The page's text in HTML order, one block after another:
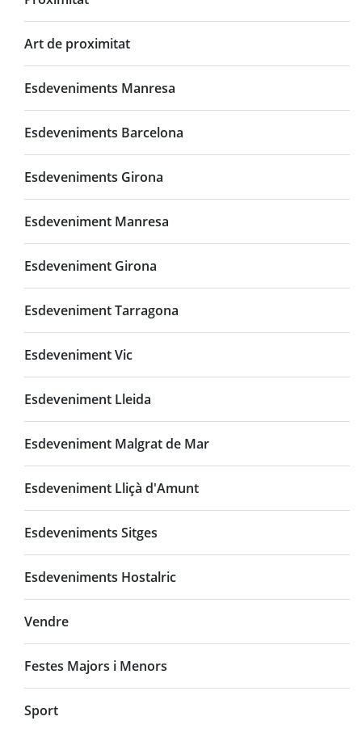
Art de proximitat
Esdeveniments Manresa
Esdeveniments Barcelona
Esdeveniments Girona
Esdeveniment Manresa
Esdeveniment Girona
Esdeveniment Tarragona
Esdeveniment Vic
Esdeveniment Lleida
Esdeveniment Malgrat de Mar
Esdeveniment Lliçà d'Amunt
Esdeveniments Sitges
Esdeveniments Hostalric
Vendre
Festes Majors i Menors
Sport